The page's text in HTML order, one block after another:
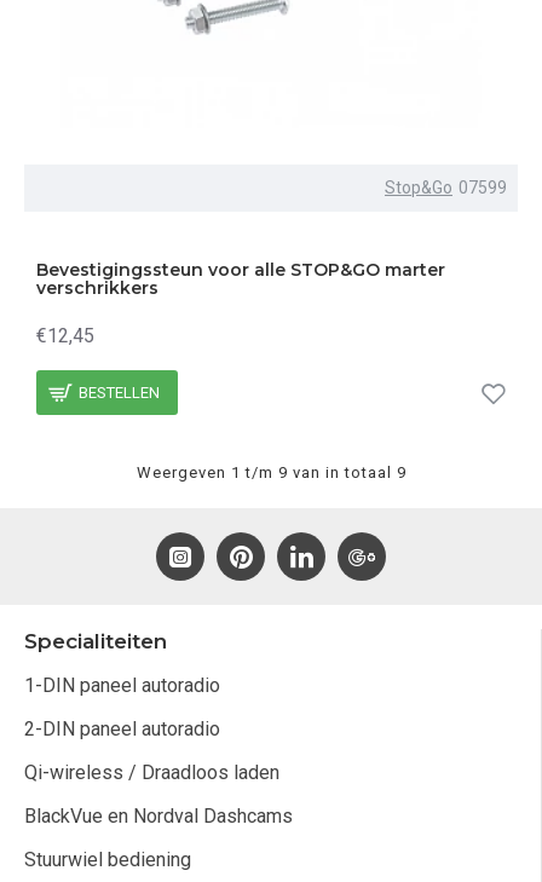
Stop&Go 07599
Bevestigingssteun voor alle STOP&GO marter
verschrikkers
€12,45
BESTELLEN
Weergeven 1 t/m 9 van in totaal 9
Specialiteiten
1-DIN paneel autoradio
2-DIN paneel autoradio
Qi-wireless / Draadloos laden
BlackVue en Nordval Dashcams
Stuurwiel bediening